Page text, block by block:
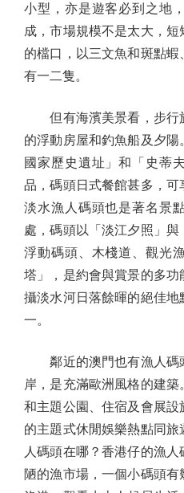
小型，亦是遊客必到之地
成，市場規模不是太大，
的檔口，以三文魚和斑點
有一二隻。
但有海濱美景看，步行
的浮動房屋和釣魚船及夕
國家歷史遺址」和「史蒂
品，碼頭日式餐館甚多，
淡水漁人碼頭也是著名景
處，碼頭以「淡江夕照」
浮動碼頭、木棧道、觀光
塔」，是約會與賞景的多
攝淡水河日落餘暉的絕佳
一。
鄰近的澳門也有漁人碼
岸，是充滿歐洲風格的建
和主題公園、住宿及會展
的主題式休閒娛樂熱點同
人碼頭在哪？香港仔的漁
陋的漁市場，一個小碼頭